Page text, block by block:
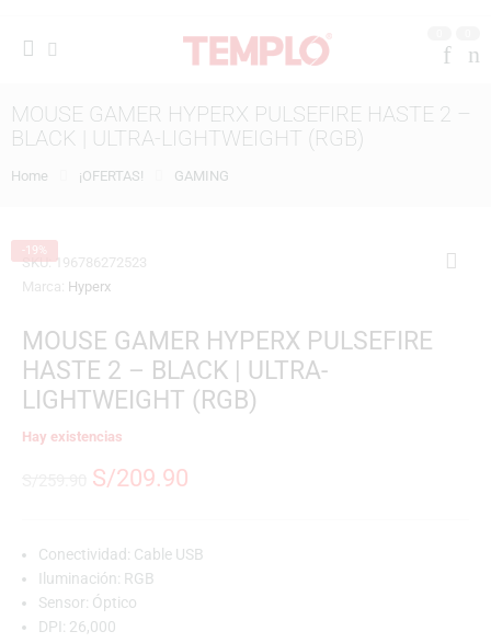
MOUSE GAMER HYPERX PULSEFIRE HASTE 2 –
BLACK | ULTRA-LIGHTWEIGHT (RGB)
Home ¡OFERTAS! GAMING
-19%
SKU:196786272523
Marca: Hyperx
MOUSE GAMER HYPERX PULSEFIRE
HASTE 2 – BLACK | ULTRA-
LIGHTWEIGHT (RGB)
Hay existencias
S/209.90
Conectividad: Cable USB
Iluminación: RGB
Sensor: Óptico
DPI: 26,000